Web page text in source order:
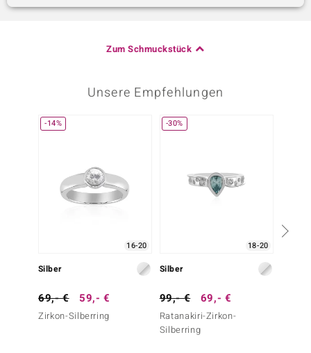
Zum Schmuckstück
Unsere Empfehlungen
-14%
16-20
Silber
69,- € 59,- €
Zirkon-Silberring
-30%
18-20
Silber
99,- € 69,- €
Ratanakiri-Zirkon-
Silberring